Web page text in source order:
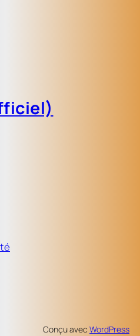
Conçu avec WordPress